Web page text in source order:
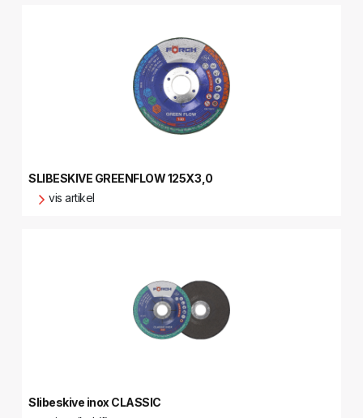
SLIBESKIVE GREENFLOW 125X3,0
vis artikel
Slibeskive inox CLASSIC